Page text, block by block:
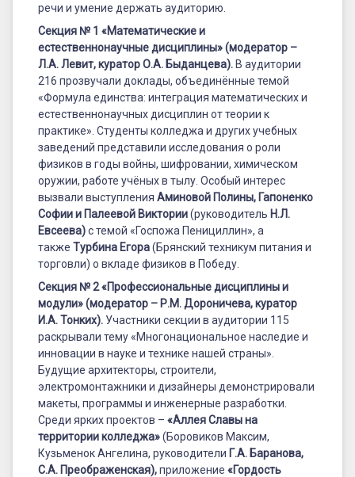
речи и умение держать аудиторию.
Секция № 1 «Математические и
естественнонаучные дисциплины» (модератор –
Л.А. Левит, куратор О.А. Быданцева). В аудитории
216 прозвучали доклады, объединённые темой
«Формула единства: интеграция математических и
естественнонаучных дисциплин от теории к
практике». Студенты колледжа и других учебных
заведений представили исследования о роли
физиков в годы войны, шифровании, химическом
оружии, работе учёных в тылу. Особый интерес
вызвали выступления Аминовой Полины, Гапоненко
Софии и Палеевой Виктории(руководитель Н.Л.
Евсеева)с темой «Госпожа Пенициллин», а
также Турбина Егора(Брянский техникум питания и
торговли) о вкладе физиков в Победу.
Секция № 2 «Профессиональные дисциплины и
модули» (модератор – Р.М. Дороничева, куратор
И.А. Тонких). Участники секции в аудитории 115
раскрывали тему «Многонациональное наследие и
инновации в науке и технике нашей страны».
Будущие архитекторы, строители,
электромонтажники и дизайнеры демонстрировали
макеты, программы и инженерные разработки.
Среди ярких проектов – «Аллея Славы на
территории колледжа»(Боровиков Максим,
Кузьменок Ангелина, руководители Г.А. Баранова,
С.А. Преображенская),приложение «Гордость